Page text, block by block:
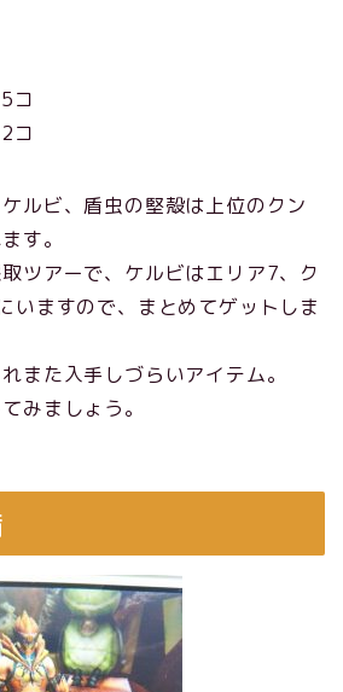
コ
コ
ルビ、盾虫の堅殻は上位のクン
す。
ツアーで、ケルビはエリア7、ク
いますので、まとめてゲットしま
また入手しづらいアイテム。
みましょう。